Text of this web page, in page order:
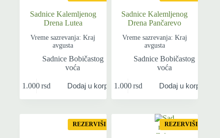
Sadnice Kalemljenog
Drena Lutea
Vreme sazrevanja: Kraj
avgusta
Sadnice Bobičastog
voća
1.000rsd Dodaj u korpu
Sadnice Kalemljenog
Drena Pančarevo
Vreme sazrevanja: Kraj
avgusta
Sadnice Bobičastog
voća
1.000rsd Dodaj u korpu
REZERVIŠI REZERVIŠI